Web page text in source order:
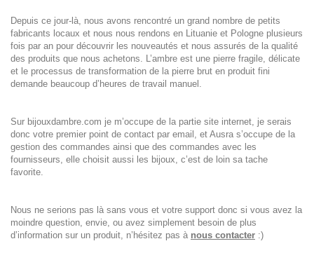
Depuis ce jour-là, nous avons rencontré un grand nombre de petits
fabricants locaux et nous nous rendons en Lituanie et Pologne plusieurs
fois par an pour découvrir les nouveautés et nous assurés de la qualité
des produits que nous achetons. L’ambre est une pierre fragile, délicate
et le processus de transformation de la pierre brut en produit fini
demande beaucoup d’heures de travail manuel.
Sur bijouxdambre.com je m’occupe de la partie site internet, je serais
donc votre premier point de contact par email, et Ausra s’occupe de la
gestion des commandes ainsi que des commandes avec les
fournisseurs, elle choisit aussi les bijoux, c’est de loin sa tache
favorite.
Nous ne serions pas là sans vous et votre support donc si vous avez la
moindre question, envie, ou avez simplement besoin de plus
d’information sur un produit, n’hésitez pas à nous contacter :)